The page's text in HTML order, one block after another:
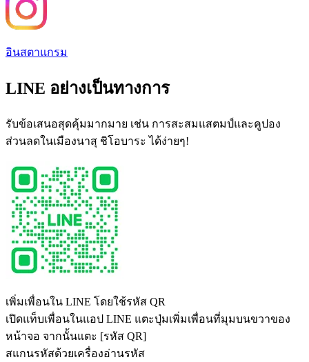
อินสตาแกรม
LINE อย่างเป็นทางการ
รับข้อเสนอสุดคุ้มมากมาย เช่น การสะสมแสตมป์และคูปอง
ส่วนลดในเมืองนาสุ ชิโอบาระ ได้ง่ายๆ!
เพิ่มเพื่อนใน LINE โดยใช้รหัส QR
เปิดแท็บเพื่อนในแอป LINE แตะปุ่มเพิ่มเพื่อนที่มุมบนขวาของ
หน้าจอ จากนั้นแตะ [รหัส QR]
สแกนรหัสด้วยเครื่องอ่านรหัส